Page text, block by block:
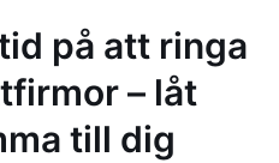
på att ringa
– låt
till dig